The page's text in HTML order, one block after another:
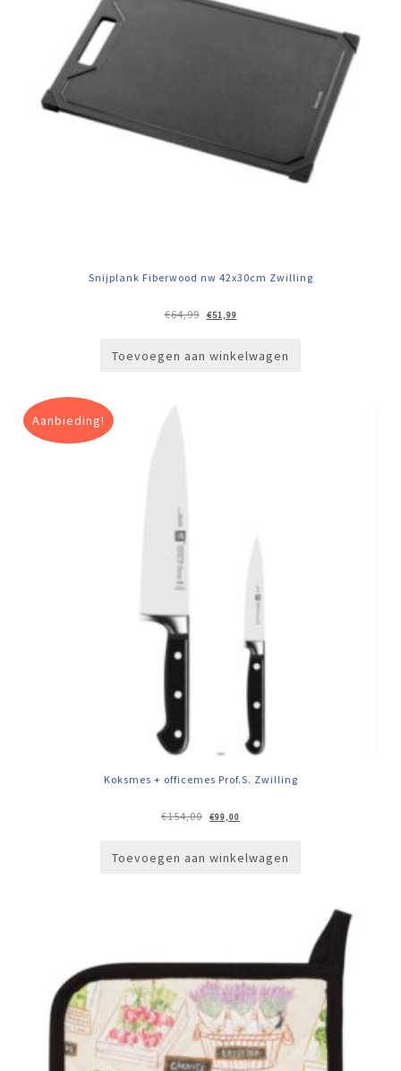
Snijplank Fiberwood nw 42x30cm Zwilling
€64,99
Oorspronkelijke
prijs
€51,99Huidige
prijs
Toevoegen aan winkelwagen
Aanbieding!
Koksmes + officemes Prof.S. Zwilling
€154,00
Oorspronkelijke
prijs
€99,00
prijs
Toevoegen aan winkelwagen